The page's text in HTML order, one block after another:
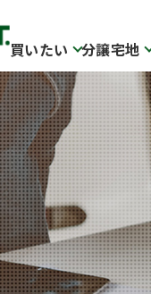
買いたい 分譲宅地